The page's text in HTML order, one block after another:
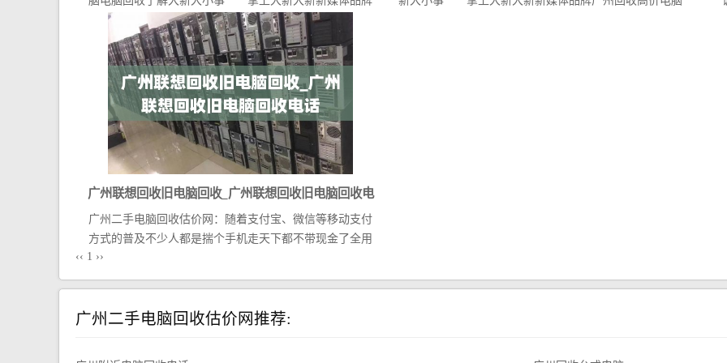
的领...
广州联想回收旧电脑回收_广州联想回收旧电脑回收电
话
广州二手电脑回收估价网：随着支付宝、微信等移动支付
方式的普及不少人都是揣个手机走天下都不带现金了全用
‹‹ 1 ››
广州二手电脑回收估价网推荐: